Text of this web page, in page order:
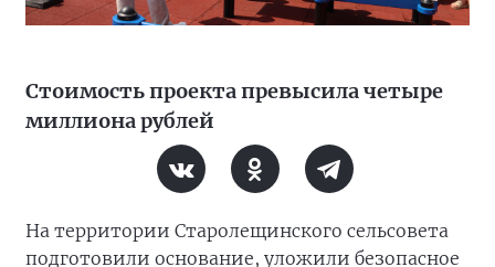
Стоимость проекта превысила четыре
миллиона рублей
На территории Старолещинского сельсовета
подготовили основание, уложили безопасное